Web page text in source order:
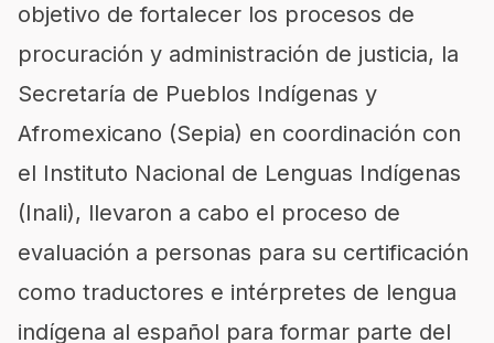
objetivo de fortalecer los procesos de
procuración y administración de justicia, la
Secretaría de Pueblos Indígenas y
Afromexicano (Sepia) en coordinación con
el Instituto Nacional de Lenguas Indígenas
(Inali), llevaron a cabo el proceso de
evaluación a personas para su certificación
como traductores e intérpretes de lengua
indígena al español para formar parte del